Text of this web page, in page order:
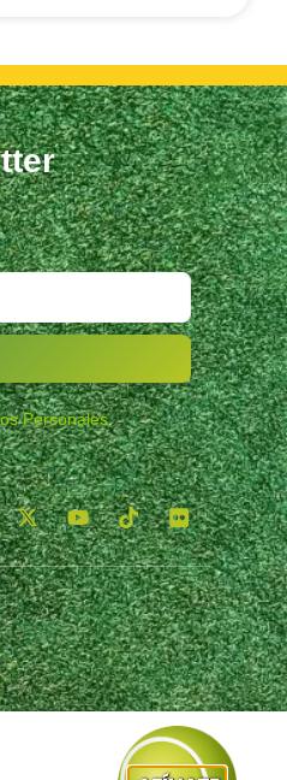
Personales.